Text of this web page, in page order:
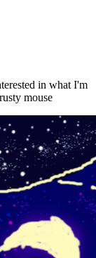
in what I'm
mouse